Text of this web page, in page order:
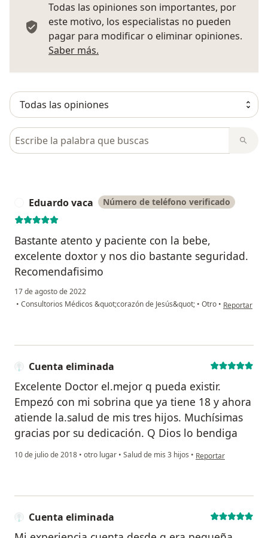
Todas las opiniones son importantes, por
este motivo, los especialistas no pueden
pagar para modificar o eliminar opiniones.
Saber más.
Busca en opiniones
Eduardo vaca Número de teléfono verificado
Bastante atento y paciente con la bebe,
excelente doxtor y nos dio bastante seguridad.
Recomendafisimo
17 de agosto de 2022
• Consultorios Médicos &quot;corazón de Jesús&quot; • Otro • en opinión
Reportar
Cuenta eliminada
Excelente Doctor el.mejor q pueda existir.
Empezó con mi sobrina que ya tiene 18 y ahora
atiende la.salud de mis tres hijos. Muchísimas
gracias por su dedicación. Q Dios lo bendiga
10 de julio de 2018 • otro lugar • Salud de mis 3 hijos • en opinión del
Reportar
Cuenta eliminada